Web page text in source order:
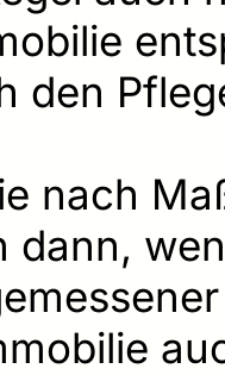
den
nach
dann,